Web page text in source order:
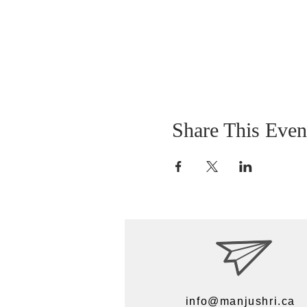
Share This
info@manjushri.ca